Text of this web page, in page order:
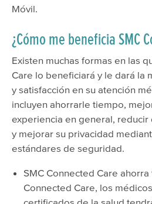
Móvil.
¿Cómo me beneficia SMC
Existen muchas formas en las
Care lo beneficiará y le dará la
y satisfacción en su atención
incluyen ahorrarle tiempo,
experiencia en general,
y mejorar su privacidad
estándares de seguridad.
SMC Connected Care
Connected Care, los